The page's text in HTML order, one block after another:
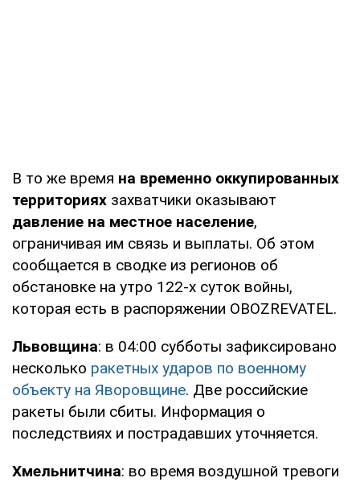
В то же время на временно оккупированных
территориях захватчики оказывают
давление на местное население,
ограничивая им связь и выплаты. Об этом
сообщается в сводке из регионов об
обстановке на утро 122-х суток войны,
которая есть в распоряжении OBOZREVATEL.
Львовщина: в 04:00 субботы зафиксировано
несколько ракетных ударов по военному
объекту на Яворовщине. Две российские
ракеты были сбиты. Информация о
последствиях и пострадавших уточняется.
Хмельнитчина: во время воздушной тревоги